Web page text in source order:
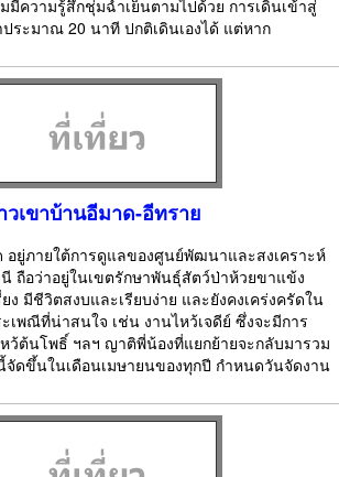
ความรู้สึกชุ่มฉ่ำเย็นตามไปด้วย การเดินเข้าสู่
ระมาณ 20 นาที ปกติเดินเองได้ แต่หาก
เขาบ้านอีมาด-อีทราย
ยู่ภายใต้การดูแลของศูนย์พัฒนาและสงเคราะห์
ถือว่าอยู่ในเขตรักษาพันธุ์สัตว์ป่าห้วยขาแข้ง
ง มีชีวิตสงบและเรียบง่าย และยังคงเคร่งครัดใน
เพณีที่น่าสนใจ เช่น งานไหว้เจดีย์ ซึ่งจะมีการ
ว้ต้นโพธิ์ ฯลฯ ญาติพี่น้องที่แยกย้ายจะกลับมารวม
ดขึ้นในเดือนเมษายนของทุกปี กำหนดวันจัดงาน